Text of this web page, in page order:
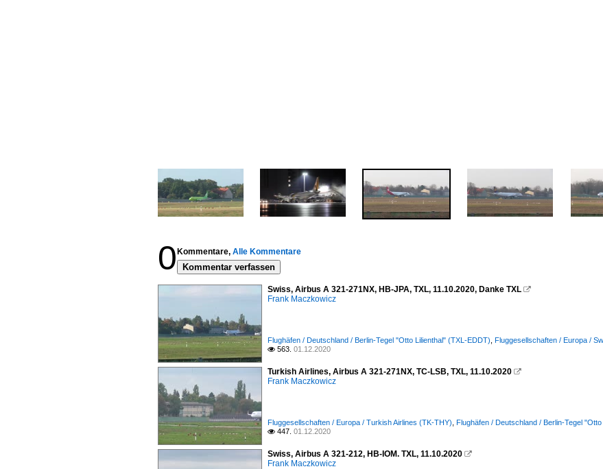
0 Kommentare, Alle Kommentare
Kommentar verfassen
Swiss, Airbus A 321-271NX, HB-JPA, TXL, 11.10.2020, Danke TXL 
Frank Maczkowicz
Flughäfen / Deutschland / Berlin-Tegel "Otto Lilienthal" (TXL-EDDT) Fluggesellschaften / Europa /
 563. 01.12.2020
Turkish Airlines, Airbus A 321-271NX, TC-LSB, TXL, 11.10.2020 
Frank Maczkowicz
Fluggesellschaften / Europa / Turkish Airlines (TK-THY) Flughäfen / Deutschland / Berlin-Tegel
 447. 01.12.2020
Swiss, Airbus A 321-212, HB-IOM. TXL, 11.10.2020 
Frank Maczkowicz